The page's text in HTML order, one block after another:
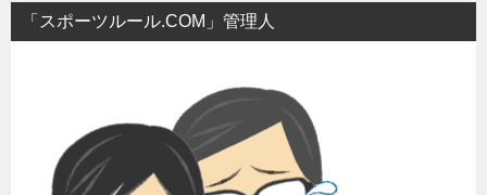
「スポーツルール.COM」管理人